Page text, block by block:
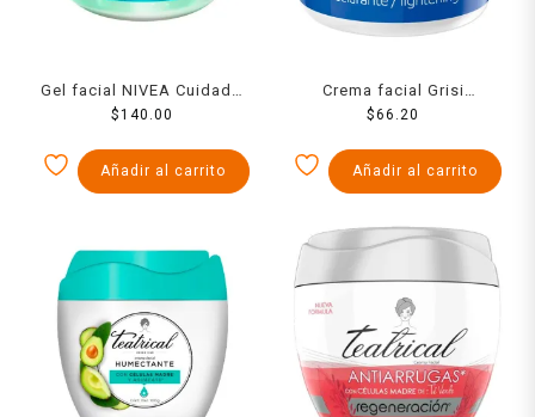
Gel facial NIVEA Cuidado
Facial Hyaluron hidratante
ideal para piel grasa 200
ml
$140.00
Añadir al carrito
Crema facial Grisi
aclarante concha nácar
$66.20
Añadir al carrito